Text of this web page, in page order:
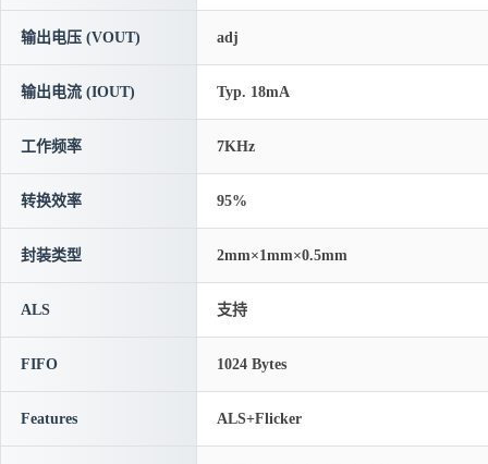
输出电压 (VOUT) adj
输出电流 (IOUT) Typ. 18mA
工作频率 7KHz
转换效率 95%
封装类型 2mm×1mm×0.5mm
ALS 支持
FIFO 1024 Bytes
Features ALS+Flicker